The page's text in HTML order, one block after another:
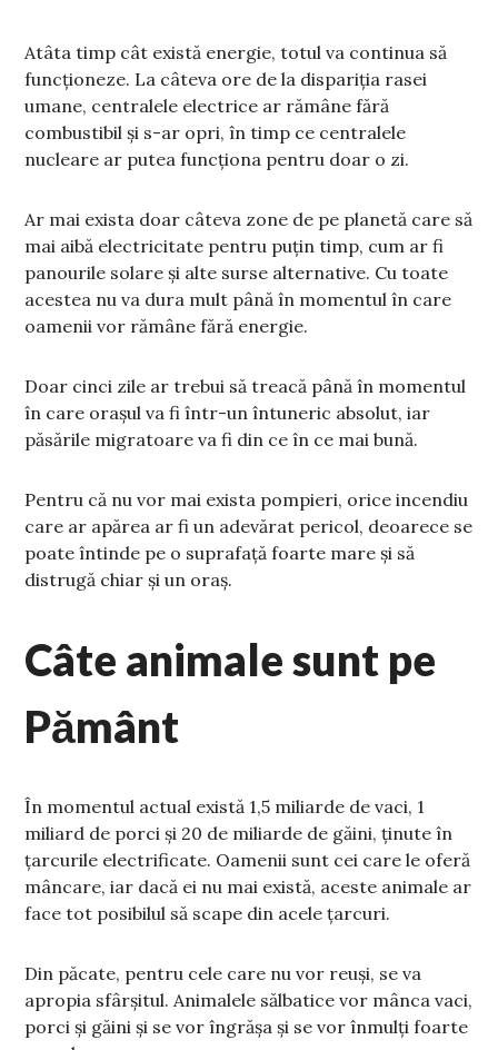
Atâta timp cât există energie, totul va continua să
funcționeze. La câteva ore de la dispariția rasei
umane, centralele electrice ar rămâne fără
combustibil și s-ar opri, în timp ce centralele
nucleare ar putea funcționa pentru doar o zi.
Ar mai exista doar câteva zone de pe planetă care să
mai aibă electricitate pentru puțin timp, cum ar fi
panourile solare și alte surse alternative. Cu toate
acestea nu va dura mult până în momentul în care
oamenii vor rămâne fără energie.
Doar cinci zile ar trebui să treacă până în momentul
în care orașul va fi într-un întuneric absolut, iar
păsările migratoare va fi din ce în ce mai bună.
Pentru că nu vor mai exista pompieri, orice incendiu
care ar apărea ar fi un adevărat pericol, deoarece se
poate întinde pe o suprafață foarte mare și să
distrugă chiar și un oraș.
Câte animale sunt pe
Pământ
În momentul actual există 1,5 miliarde de vaci, 1
miliard de porci și 20 de miliarde de găini, ținute în
țarcurile electrificate. Oamenii sunt cei care le oferă
mâncare, iar dacă ei nu mai există, aceste animale ar
face tot posibilul să scape din acele țarcuri.
Din păcate, pentru cele care nu vor reuși, se va
apropia sfârșitul. Animalele sălbatice vor mânca vaci,
porci și găini și se vor îngrășa și se vor înmulți foarte